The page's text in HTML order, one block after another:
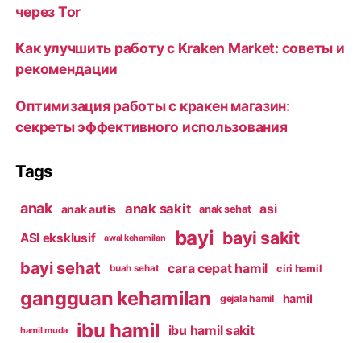
через Tor
Как улучшить работу с Kraken Market: советы и
рекомендации
Оптимизация работы с кракен магазин:
секреты эффективного использования
Tags
anak anak autis anak sakit anak sehat
asi
ASI eksklusif
awal kehamilan bayi bayi sakit
bayi sehat buah sehat cara cepat hamil ciri hamil
gangguan kehamilan gejala hamil hamil
hamil muda ibu hamil ibu hamil sakit